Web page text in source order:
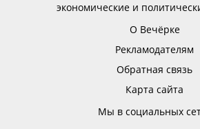
экономические и
О Вечёрке
Рекламодателям
Обратная связь
Карта сайта
Мы в социальных